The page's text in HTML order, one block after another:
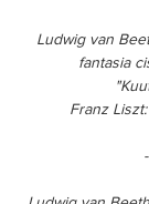
Ludwig van
fantasia
Franz